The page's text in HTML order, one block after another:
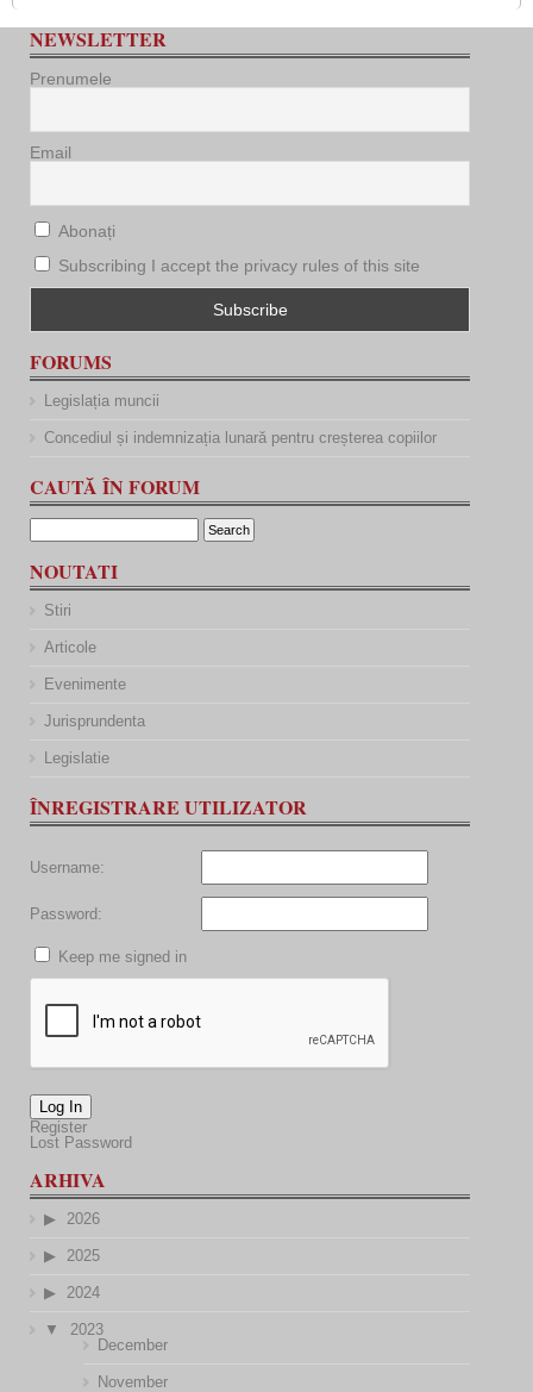
NEWSLETTER
Prenumele
Email
Abonați
Subscribing I accept the privacy rules of this site
FORUMS
Legislația muncii
Concediul și indemnizația lunară pentru creșterea copiilor
CAUTĂ ÎN FORUM
NOUTATI
Stiri
Articole
Evenimente
Jurisprundenta
Legislatie
ÎNREGISTRARE UTILIZATOR
Username:
Password:
Keep me signed in
Log In
Register
Lost Password
ARHIVA
2026
2025
2024
2023
December
November